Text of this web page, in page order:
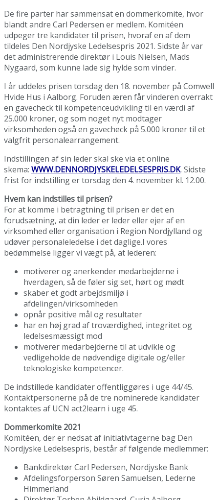
De fire parter har sammensat en dommerkomite, hvor
blandt andre Carl Pedersen er medlem. Komitéen
udpeger tre kandidater til prisen, hvoraf en af dem
tildeles Den Nordjyske Ledelsespris 2021. Sidste år var
det administrerende direktør i Louis Nielsen, Mads
Nygaard, som kunne lade sig hylde som vinder.
I år uddeles prisen torsdag den 18. november på Comwell
Hvide Hus i Aalborg. Foruden æren får vinderen overrakt
en gavecheck til kompetenceudvikling til en værdi af
25.000 kroner, og som noget nyt modtager
virksomheden også en gavecheck på 5.000 kroner til et
valgfrit personalearrangement.
Indstillingen af sin leder skal ske via et online
skema: WWW.DENNORDJYSKELEDELSESPRIS.DK. Sidste
frist for indstilling er torsdag den 4. november kl. 12.00.
Hvem kan indstilles til prisen?
For at komme i betragtning til prisen er det en
forudsætning, at din leder er leder eller ejer af en
virksomhed eller organisation i Region Nordjylland og
udøver personaleledelse i det daglige.I vores
bedømmelse ligger vi vægt på, at lederen:
motiverer og anerkender medarbejderne i
hverdagen, så de føler sig set, hørt og mødt
skaber et godt arbejdsmiljø i
afdelingen/virksomheden
opnår positive mål og resultater
har en høj grad af troværdighed, integritet og
ledelsesmæssigt mod
motiverer medarbejderne til at udvikle og
vedligeholde de nødvendige digitale og/eller
teknologiske kompetencer.
De indstillede kandidater offentliggøres i uge 44/45.
Kontaktpersonerne på de tre nominerede kandidater
kontaktes af UCN act2learn i uge 45.
Dommerkomite 2021
Komitéen, der er nedsat af initiativtagerne bag Den
Nordjyske Ledelsespris, består af følgende medlemmer:
Bankdirektør Carl Pedersen, Nordjyske Bank
Afdelingsforperson Søren Samuelsen, Lederne
Himmerland